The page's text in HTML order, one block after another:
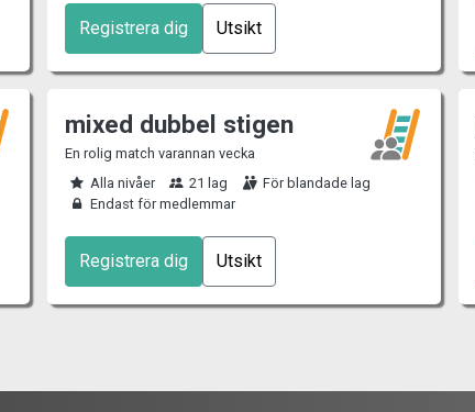
Registrera dig Utsikt
mixed dubbel stigen
En rolig match varannan vecka
Alla nivåer
21 lag
För blandade lag
Endast för medlemmar
Registrera dig Utsikt